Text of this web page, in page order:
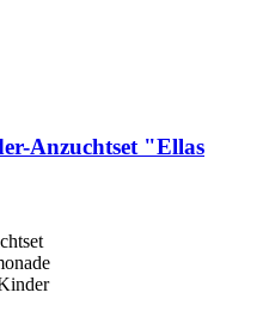
​Anzuchtset "Ellas